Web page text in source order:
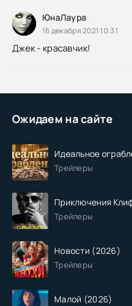
Ожидаем на сайте
Идеальное
Трейлеры
Приключения
Трейлеры
Новости (2026)
Трейлеры
Малой (2026)
ЮнаЛаура
16 декабря 2021 10:31
Джек - красавчик!